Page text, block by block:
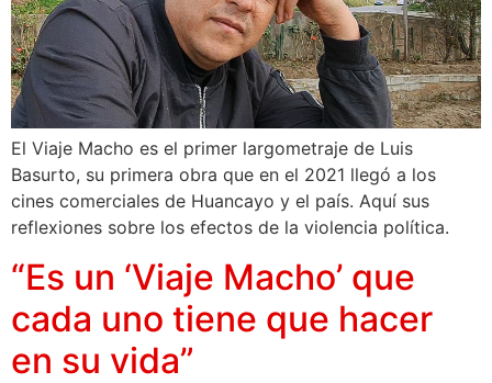
El Viaje Macho es el primer largometraje de Luis
Basurto, su primera obra que en el 2021 llegó a los
cines comerciales de Huancayo y el país. Aquí sus
reflexiones sobre los efectos de la violencia política.
“Es un ‘Viaje Macho’ que
cada uno tiene que hacer
en su vida”